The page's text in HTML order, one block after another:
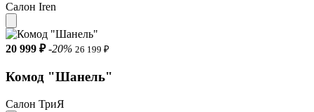
Салон Iren
20 999 ₽ -20% 26 199 ₽
Комод "Шанель"
Салон ТриЯ